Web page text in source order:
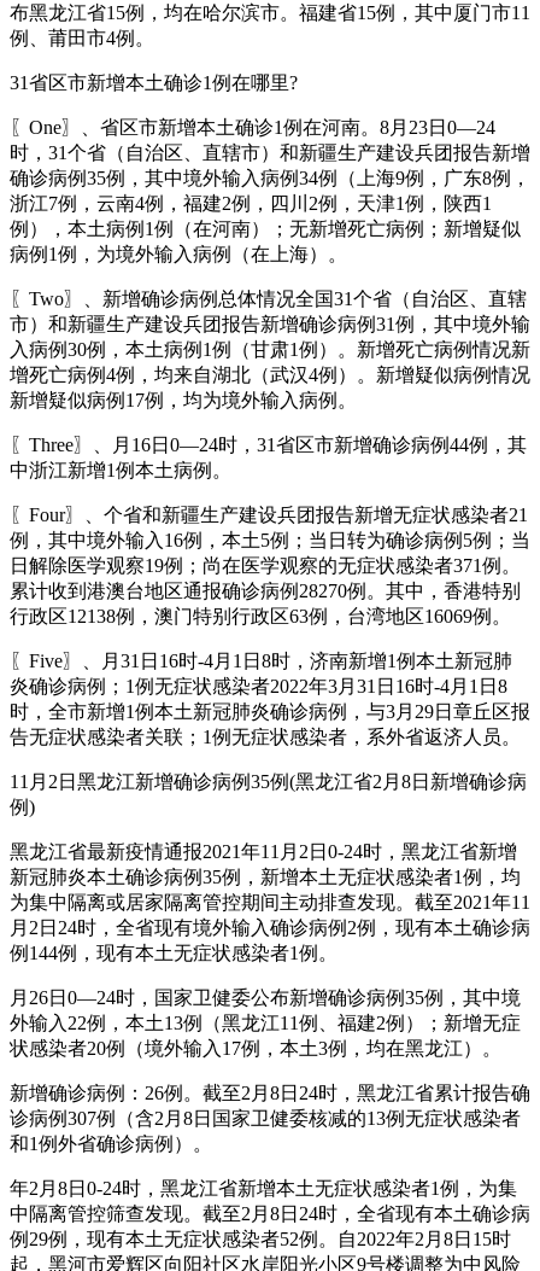
布黑龙江省15例，均在哈尔滨市。福建省15例，其中厦门市11
例、莆田市4例。
31省区市新增本土确诊1例在哪里?
〖One〗、省区市新增本土确诊1例在河南。8月23日0—24
时，31个省（自治区、直辖市）和新疆生产建设兵团报告新增
确诊病例35例，其中境外输入病例34例（上海9例，广东8例，
浙江7例，云南4例，福建2例，四川2例，天津1例，陕西1
例），本土病例1例（在河南）；无新增死亡病例；新增疑似
病例1例，为境外输入病例（在上海）。
〖Two〗、新增确诊病例总体情况全国31个省（自治区、直辖
市）和新疆生产建设兵团报告新增确诊病例31例，其中境外输
入病例30例，本土病例1例（甘肃1例）。新增死亡病例情况新
增死亡病例4例，均来自湖北（武汉4例）。新增疑似病例情况
新增疑似病例17例，均为境外输入病例。
〖Three〗、月16日0—24时，31省区市新增确诊病例44例，其
中浙江新增1例本土病例。
〖Four〗、个省和新疆生产建设兵团报告新增无症状感染者21
例，其中境外输入16例，本土5例；当日转为确诊病例5例；当
日解除医学观察19例；尚在医学观察的无症状感染者371例。
累计收到港澳台地区通报确诊病例28270例。其中，香港特别
行政区12138例，澳门特别行政区63例，台湾地区16069例。
〖Five〗、月31日16时-4月1日8时，济南新增1例本土新冠肺
炎确诊病例；1例无症状感染者2022年3月31日16时-4月1日8
时，全市新增1例本土新冠肺炎确诊病例，与3月29日章丘区报
告无症状感染者关联；1例无症状感染者，系外省返济人员。
11月2日黑龙江新增确诊病例35例(黑龙江省2月8日新增确诊病
例)
黑龙江省最新疫情通报2021年11月2日0-24时，黑龙江省新增
新冠肺炎本土确诊病例35例，新增本土无症状感染者1例，均
为集中隔离或居家隔离管控期间主动排查发现。截至2021年11
月2日24时，全省现有境外输入确诊病例2例，现有本土确诊病
例144例，现有本土无症状感染者1例。
月26日0—24时，国家卫健委公布新增确诊病例35例，其中境
外输入22例，本土13例（黑龙江11例、福建2例）；新增无症
状感染者20例（境外输入17例，本土3例，均在黑龙江）。
新增确诊病例：26例。截至2月8日24时，黑龙江省累计报告确
诊病例307例（含2月8日国家卫健委核减的13例无症状感染者
和1例外省确诊病例）。
年2月8日0-24时，黑龙江省新增本土无症状感染者1例，为集
中隔离管控筛查发现。截至2月8日24时，全省现有本土确诊病
例29例，现有本土无症状感染者52例。自2022年2月8日15时
起，黑河市爱辉区向阳社区水岸阳光小区9号楼调整为中风险